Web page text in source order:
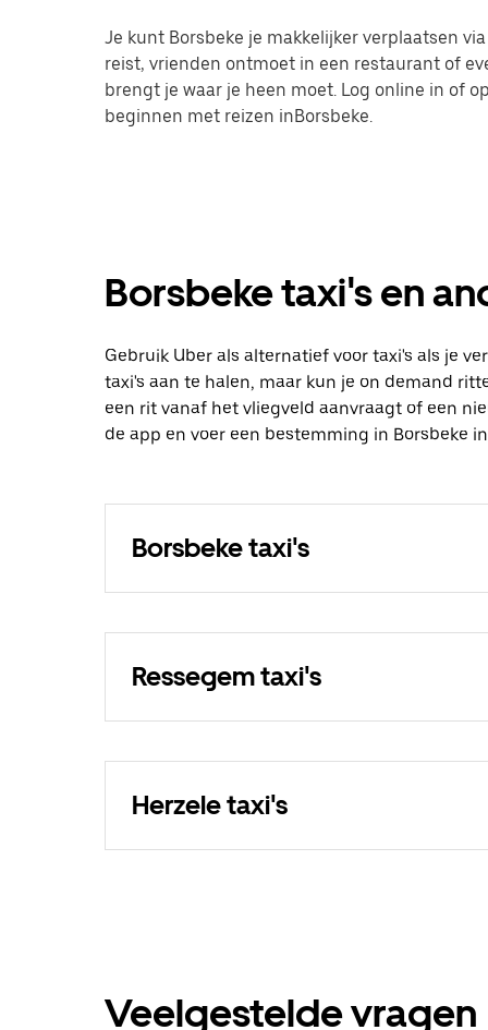
Je kunt Borsbeke je makkelijker verplaatsen
reist, vrienden ontmoet in een restaurant of
brengt je waar je heen moet. Log online in of
beginnen met reizen inBorsbeke.
Borsbeke taxi's en
Gebruik Uber als alternatief voor taxi's als je
taxi's aan te halen, maar kun je on demand
een rit vanaf het vliegveld aanvraagt of een
de app en voer een bestemming in Borsbeke
Borsbeke taxi's
Ressegem taxi's
Herzele taxi's
Veelgestelde vragen